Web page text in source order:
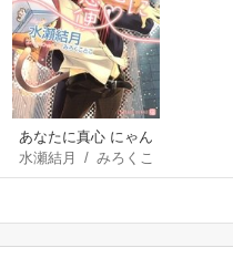
あなたに真心 にゃん
急便
水瀬結月 / みろくこ
とこ